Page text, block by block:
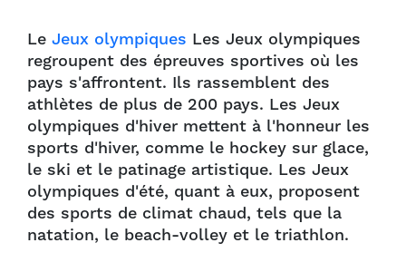
Le Jeux olympiques Les Jeux olympiques
regroupent des épreuves sportives où les
pays s'affrontent. Ils rassemblent des
athlètes de plus de 200 pays. Les Jeux
olympiques d'hiver mettent à l'honneur les
sports d'hiver, comme le hockey sur glace,
le ski et le patinage artistique. Les Jeux
olympiques d'été, quant à eux, proposent
des sports de climat chaud, tels que la
natation, le beach-volley et le triathlon.